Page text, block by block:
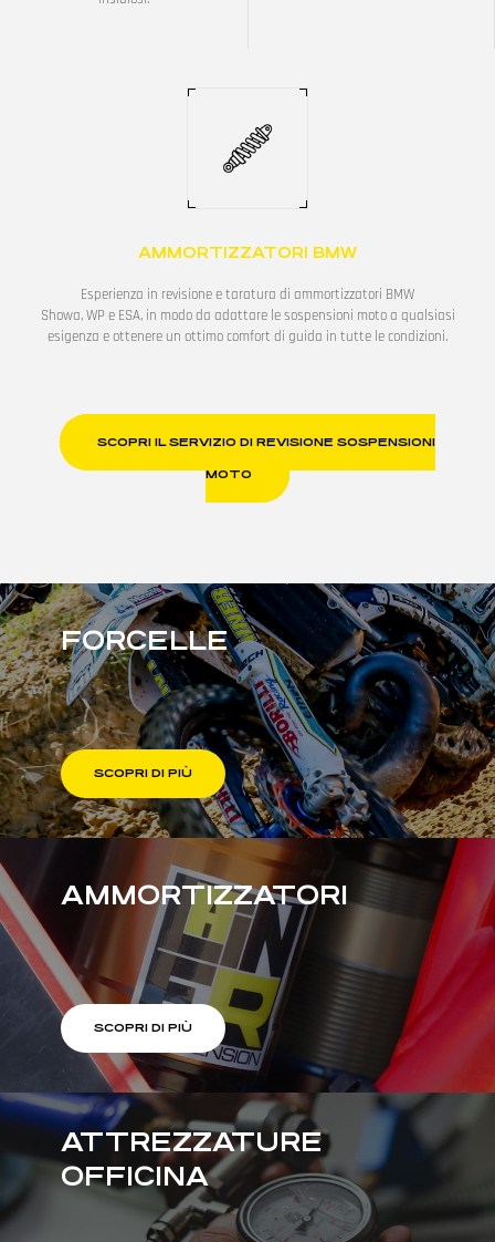
AMMORTIZZATORI BMW
Esperienza in revisione e taratura di ammortizzatori BMW
Showa, WP e ESA, in modo da adattare le sospensioni moto a qualsiasi
esigenza e ottenere un ottimo comfort di guida in tutte le condizioni.
SCOPRI IL SERVIZIO DI REVISIONE SOSPENSIONI
MOTO
FORCELLE
SCOPRI DI PIÙ
AMMORTIZZATORI
SCOPRI DI PIÙ
ATTREZZATURE
OFFICINA